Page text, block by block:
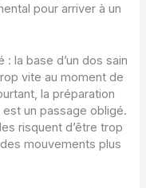
pour arriver à un
la base d’un dos sain
vite au moment de
la préparation
un passage obligé.
risquent d’être trop
mouvements plus